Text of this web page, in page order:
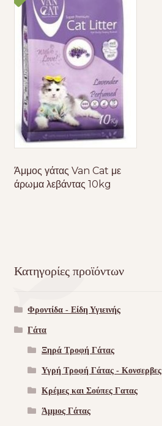
Άμμος γάτας Van Cat με
άρωμα λεβάντας 10kg
Κατηγορίες προϊόντων
Φροντίδα - Είδη Υγιεινής
Γάτα
Ξηρά Τροφή Γάτας
Υγρή Τροφή Γάτας - Kονσερβες
Κρέμες και Σούπες Γατας
Άμμος Γάτας